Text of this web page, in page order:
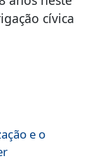
cívica
e o